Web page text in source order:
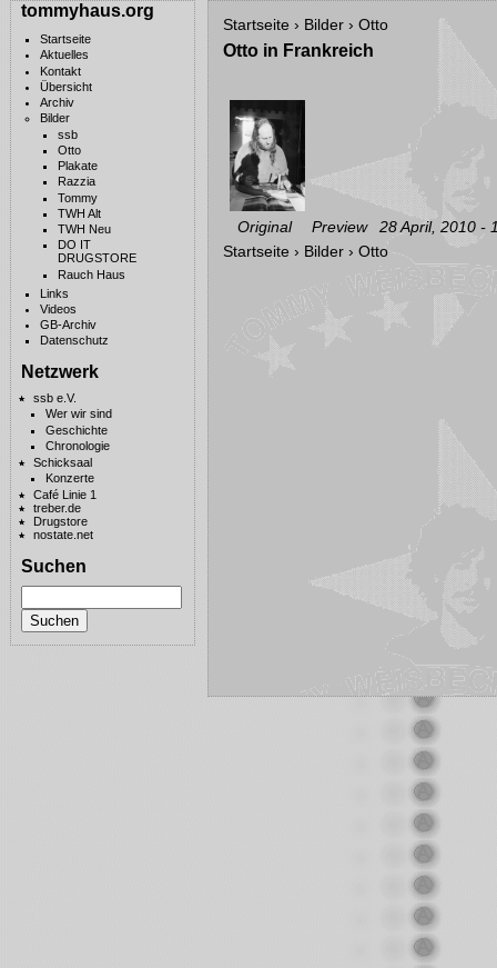
tommyhaus.org
Startseite
Aktuelles
Kontakt
Übersicht
Archiv
Bilder
ssb
Otto
Plakate
Razzia
Tommy
TWH Alt
TWH Neu
DO IT
DRUGSTORE
Rauch Haus
Links
Videos
GB-Archiv
Datenschutz
Netzwerk
ssb e.V.
Wer wir sind
Geschichte
Chronologie
Schicksaal
Konzerte
Café Linie 1
treber.de
Drugstore
nostate.net
Suchen
Startseite› Bilder› Otto
Otto in Frankreich
Original Preview
28 April, 2010 -
Startseite› Bilder› Otto